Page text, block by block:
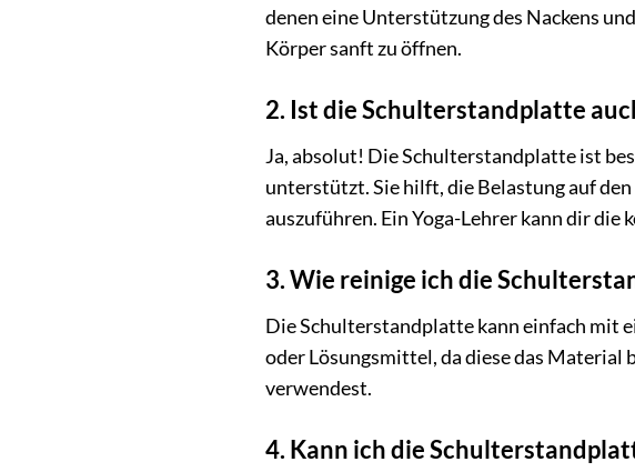
denen eine Unterstützung des Nackens
Körper sanft zu öffnen.
2. Ist die Schulterstandplatte
Ja, absolut! Die Schulterstandplatte ist
unterstützt. Sie hilft, die Belastung auf
auszuführen. Ein Yoga-Lehrer kann dir die
3. Wie reinige ich die
Die Schulterstandplatte kann einfach mit
oder Lösungsmittel, da diese das Material
verwendest.
4. Kann ich die